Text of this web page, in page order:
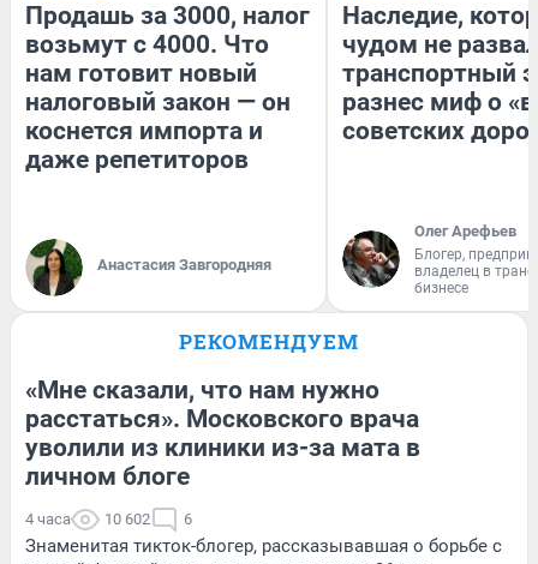
Продашь за 3000, налог
возьмут с 4000. Что
нам готовит новый
налоговый закон — он
коснется импорта и
даже репетиторов
Анастасия Завгородняя
Наследие,
чудом не
транспортный
разнес миф о
советских
Олег Арефьев
Блогер,
владелец в
бизнесе
РЕКОМЕНДУЕМ
«Мне сказали, что нам нужно
расстаться». Московского врача
уволили из клиники из-за мата в
личном блоге
4 часа 10 602 6
Знаменитая тикток-блогер, рассказывавшая о борьбе с